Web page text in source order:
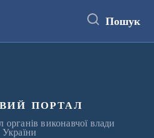
Пошук
портал
виконавчої влади
України